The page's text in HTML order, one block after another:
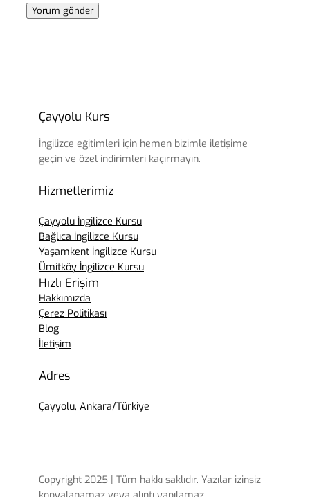
Çayyolu Kurs
İngilizce eğitimleri için hemen bizimle iletişime
geçin ve özel indirimleri kaçırmayın.
Hizmetlerimiz
Çayyolu İngilizce Kursu
Bağlıca İngilizce Kursu
Yaşamkent İngilizce Kursu
Ümitköy İngilizce Kursu
Hızlı Erişim
Hakkımızda
Çerez Politikası
Blog
İletişim
Adres
Çayyolu, Ankara/Türkiye
Copyright 2025 | Tüm hakkı saklıdır. Yazılar izinsiz
kopyalanamaz veya alıntı yapılamaz.